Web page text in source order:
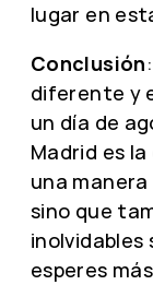
lugar en
Conclusión
diferente y
un día de
Madrid es
una
sino que
inolvidables
esperes